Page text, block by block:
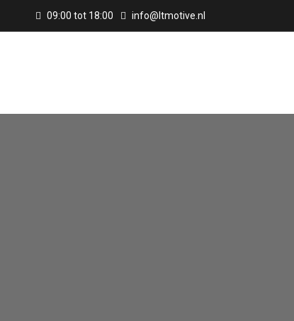
09:00 tot 18:00 info@ltmotive.nl